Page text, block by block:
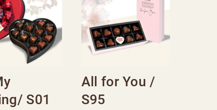
S01
All for You /
S95